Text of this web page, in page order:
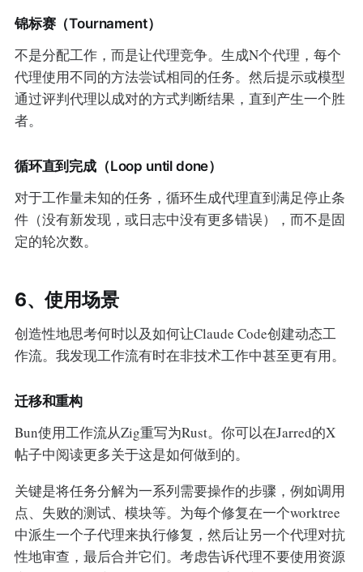
锦标赛（Tournament）
不是分配工作，而是让代理竞争。生成N个代理，每个
代理使用不同的方法尝试相同的任务。然后提示或模型
通过评判代理以成对的方式判断结果，直到产生一个胜
者。
循环直到完成（Loop until done）
对于工作量未知的任务，循环生成代理直到满足停止条
件（没有新发现，或日志中没有更多错误），而不是固
定的轮次数。
6、使用场景
创造性地思考何时以及如何让Claude Code创建动态工
作流。我发现工作流有时在非技术工作中甚至更有用。
迁移和重构
Bun使用工作流从Zig重写为Rust。你可以在Jarred的X
帖子中阅读更多关于这是如何做到的。
关键是将任务分解为一系列需要操作的步骤，例如调用
点、失败的测试、模块等。为每个修复在一个worktree
中派生一个子代理来执行修复，然后让另一个代理对抗
性地审查，最后合并它们。考虑告诉代理不要使用资源